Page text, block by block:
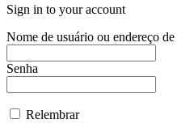
Sign in to your account
Nome de usuário ou endereço
Senha
Relembrar